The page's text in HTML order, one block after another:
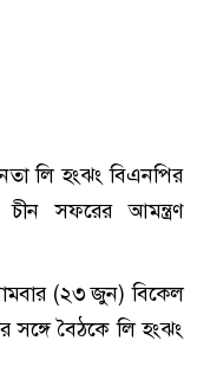
লি হংঝং বিএনপির
চীন সফরের আমন্ত্রণ
(২৩ জুন) বিকেল
সঙ্গে বৈঠকে লি হংঝং